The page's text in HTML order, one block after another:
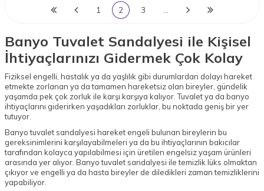
1 2 3
Banyo Tuvalet Sandalyesi ile Kişisel
İhtiyaçlarınızı Gidermek Çok Kolay
Fiziksel engelli, hastalık ya da yaşlılık gibi durumlardan dolayı hareket
etmekte zorlanan ya da tamamen hareketsiz olan bireyler, gündelik
yaşamda pek çok zorluk ile karşı karşıya kalıyor. Tuvalet ya da banyo
ihtiyaçlarını giderirken yaşadıkları zorluklar, bu noktada geniş bir yer
tutuyor.
Banyo tuvalet sandalyesi hareket engeli bulunan bireylerin bu
gereksinimlerini karşılayabilmeleri ya da bu ihtiyaçlarının bakıcılar
tarafından kolayca yapılabilmesi için üretilen engelsiz yaşam ürünleri
arasında yer alıyor. Banyo tuvalet sandalyesi ile temizlik lüks olmaktan
çıkıyor ve engelli ya da hasta bireyler de diledikleri zaman temizliklerini
yapabiliyor.